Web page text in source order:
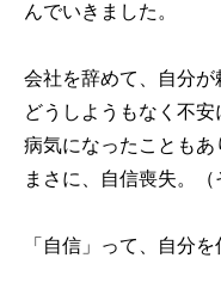
んでいきました。
会社を辞めて、自分が
どうしようもなく不安
病気になったこともあ
まさに、自信喪失。（
「自信」って、自分を